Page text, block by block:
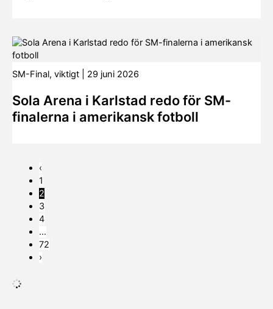
SM-Final, viktigt 29 juni 2026
Sola Arena i Karlstad redo för SM-
finalerna i amerikansk fotboll
‹
1
2
3
4
…
72
›